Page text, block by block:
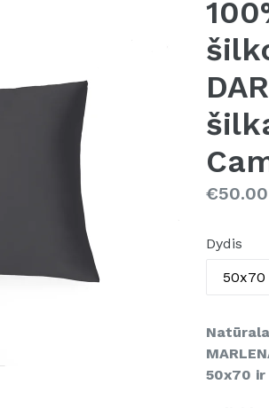
Kaina
€50.00
Dydis
50x70 ir